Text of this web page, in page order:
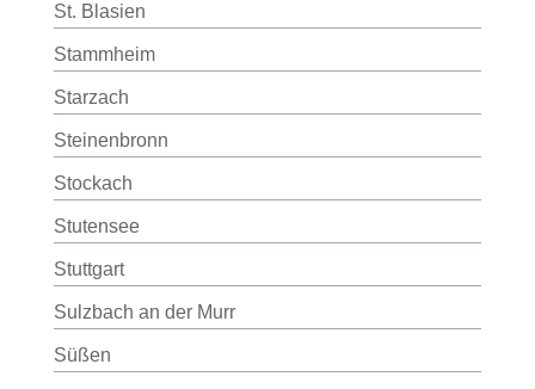
St. Blasien
Stammheim
Starzach
Steinenbronn
Stockach
Stutensee
Stuttgart
Sulzbach an der Murr
Süßen